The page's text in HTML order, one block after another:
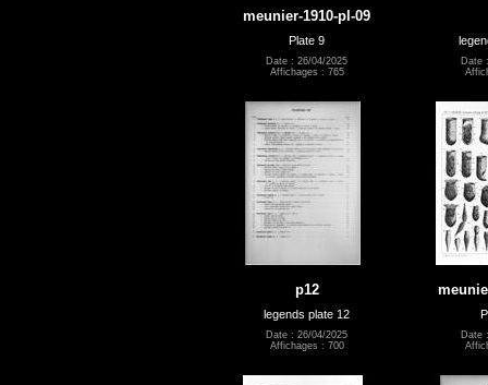
meunier-1910-pl-09
Plate 9
Date : 26/04/2025
Affichages : 765
Date
p12
legends plate 12
Date : 26/04/2025
Affichages : 700
Date